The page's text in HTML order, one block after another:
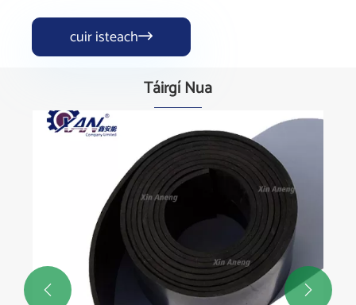
cuir isteach
Táirgí Nua
 